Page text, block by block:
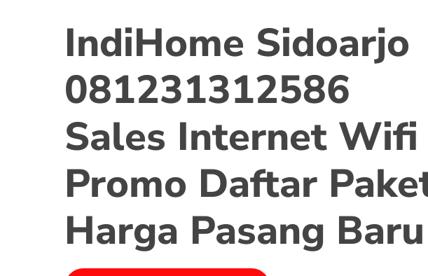
IndiHome Sidoarjo
081231312586
Sales Internet Wifi
Promo Daftar
Harga Pasang Baru